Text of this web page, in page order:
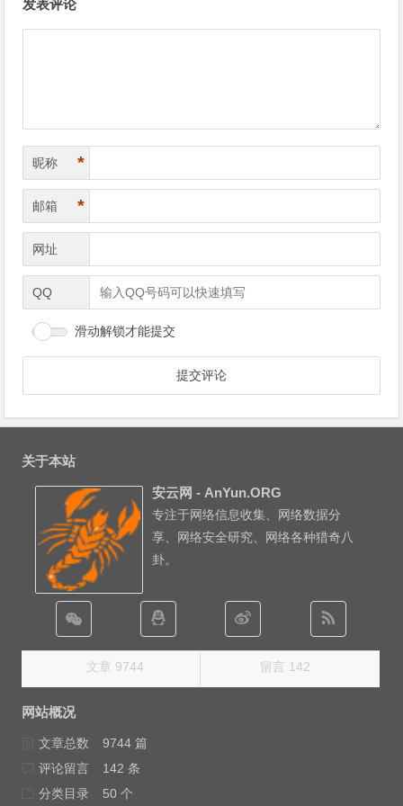
发表评论
昵称 *
邮箱 *
网址
QQ
滑动解锁才能提交
关于本站
安云网 - AnYun.ORG
专注于网络信息收集、网络数据分
享、网络安全研究、网络各种猎奇八
卦。
文章 9744 留言 142
网站概况
文章总数
9744 篇
评论留言
142 条
分类目录
50 个